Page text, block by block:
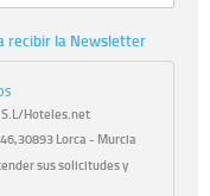
recibir la Newsletter
Hoteles.net
Lorca - Murcia
sus solicitudes y